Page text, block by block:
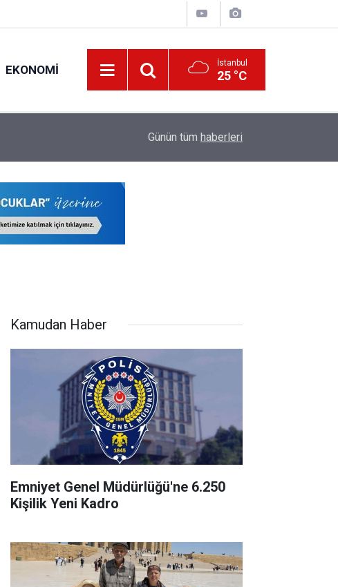
EKONOMI İstanbul
25 °C
MEB Öğretmenlere İl Emri Atama Hakkı
Günün tüm haberleri
Kamudan Haber
Emniyet Genel Müdürlüğü'ne 6.250
Kişilik Yeni Kadro